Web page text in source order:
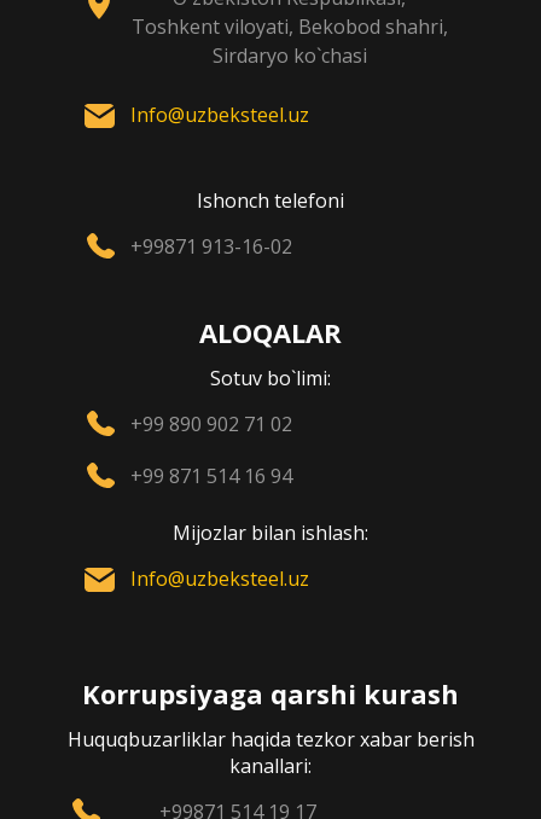
Toshkent viloyati, Bekobod shahri,
Sirdaryo ko`chasi
Info@uzbeksteel.uz
Ishonch telefoni
+99871 913-16-02
ALOQALAR
Sotuv bo`limi:
+99 890 902 71 02
+99 871 514 16 94
Mijozlar bilan ishlash:
Info@uzbeksteel.uz
Korrupsiyaga qarshi kurash
Huquqbuzarliklar haqida tezkor xabar berish
kanallari:
+99871 514 19 17